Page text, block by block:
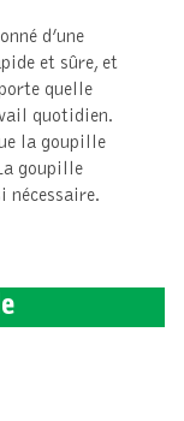
d’une
et sûre, et
quelle
quotidien.
la goupille
goupille
nécessaire.